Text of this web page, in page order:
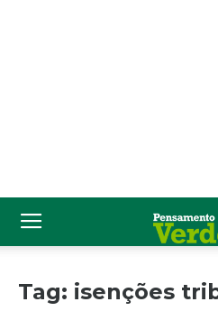
Tag: isenções